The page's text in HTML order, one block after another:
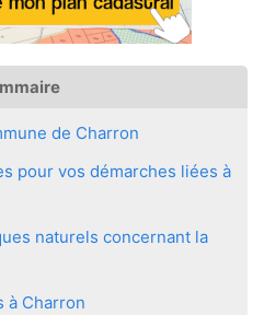
de Charron
pour vos démarches liées à
naturels concernant la
à Charron